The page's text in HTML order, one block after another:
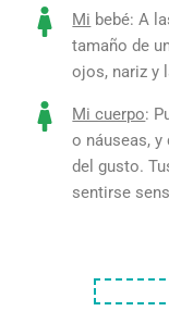
Mi bebé: A
tamaño de
ojos, nariz y
Mi cuerpo:
o náuseas,
del gusto.
sentirse